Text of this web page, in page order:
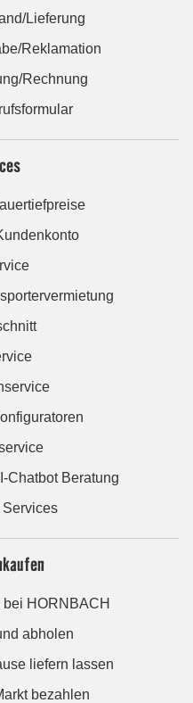
Lieferung
Reklamation
Rechnung
Chatbot Beratung
Services
HORNBACH
abholen
liefern lassen
bezahlen